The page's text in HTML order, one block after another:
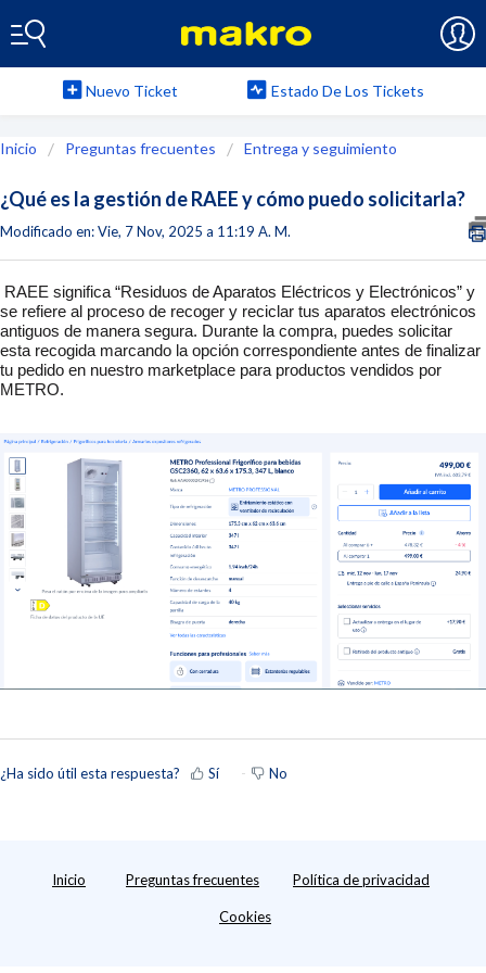
Nuevo Ticket Estado De Los Tickets
Inicio Preguntas frecuentes Entrega y seguimiento
¿Qué es la gestión de RAEE y cómo puedo solicitarla?
Modificado en: Vie, 7 Nov, 2025 a 11:19 A. M.
RAEE significa “Residuos de Aparatos Eléctricos y Electrónicos” y
se refiere al proceso de recoger y reciclar tus aparatos electrónicos
antiguos de manera segura. Durante la compra, puedes solicitar
esta recogida marcando la opción correspondiente antes de finalizar
tu pedido en nuestro marketplace para productos vendidos por
METRO.
¿Ha sido útil esta respuesta? Sí No
Inicio Preguntas frecuentes Política de privacidad
Cookies